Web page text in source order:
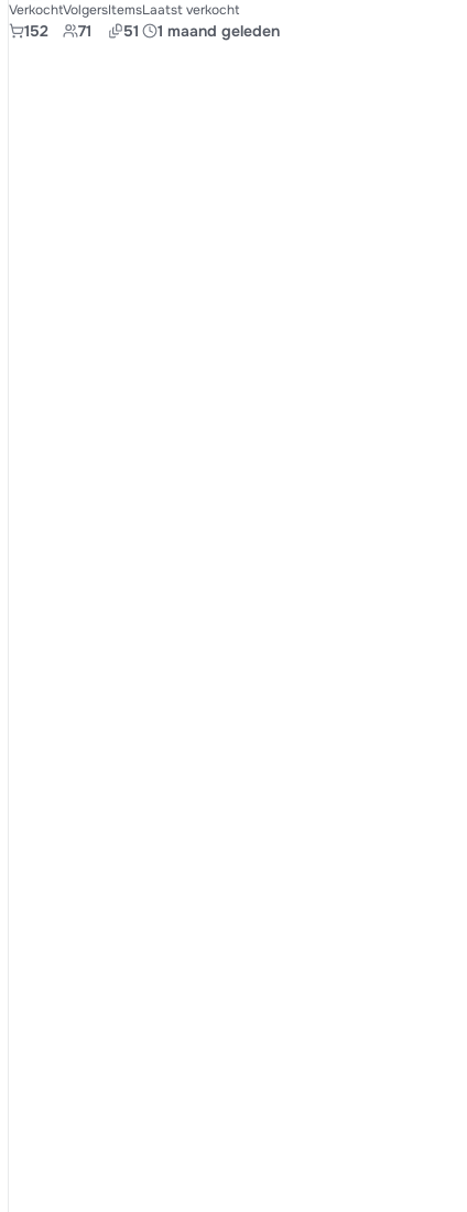
Verkocht
152
Volgers
71
Items
51
Laatst verkocht
1 maand geleden